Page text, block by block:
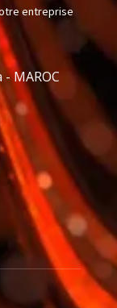
entreprise
MAROC